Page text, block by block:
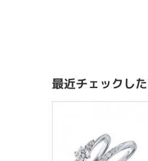
最近チェックし